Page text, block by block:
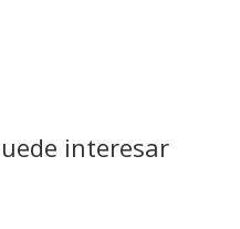
interesar